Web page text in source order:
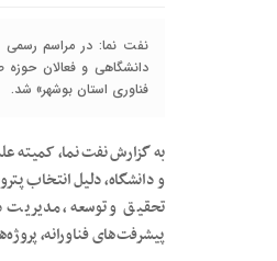
نفت نما: در مراسم رسمی
دانشگاهی و فعالان
فناوری استان بوشهر» شد.
به گزارش نفت نما، کمیته
و دانشگاه، دلیل انتخاب
تحقیق و توسعه،
پیشرفت‌های فناورانه،